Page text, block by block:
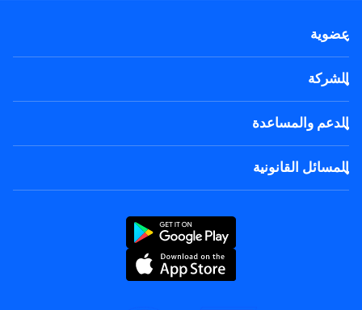
عضوية
عضوية 2026
الشركة
الشراكة معنا
الوظائف
الدعم والمساعدة
الأسئلة الشائعة
المسائل القانونية